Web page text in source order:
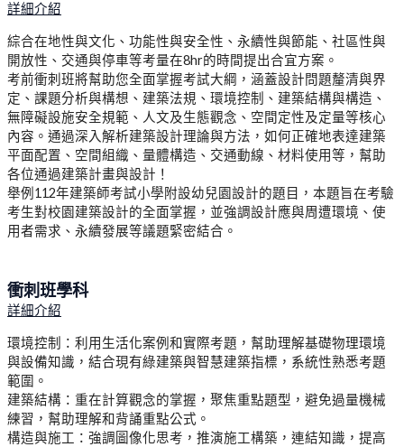
詳細介紹
綜合在地性與文化、功能性與安全性、永續性與節能、社區性與
開放性、交通與停車等考量在8hr的時間提出合宜方案。
考前衝刺班將幫助您全面掌握考試大綱 ， 涵蓋設計問題釐清與界
定、課題分析與構想、建築法規、環境控制、建築結構與構造、
無障礙設施安全規範、人文及生態觀念、空間定性及定量等核心
內容。通過深入解析建築設計理論與方法，如何正確地表達建築
平面配置、空間組織、量體構造、 交通動線、材料使用等，幫助
各位通過建築計畫與設計！
舉例112年建築師考試小學附設幼兒園設計的題 目，本題旨在考驗
考生對校園建築設計的全面掌握， 並強調設計應與周遭環境、使
用者需求、永續發展等議題緊密結合。
衝刺班學科
詳細介紹
環境控制：利用生活化案例和實際考題，幫助理解基礎物理環境
與設備知識，結合現有綠建築與智慧建築指標，系統性熟悉考題
範圍。
建築結構：重在計算觀念的掌握，聚焦重點題型，避免過量機械
練習，幫助理解和背誦重點公式。
構造與施工：強調圖像化思考，推演施工構築，連結知識，提高